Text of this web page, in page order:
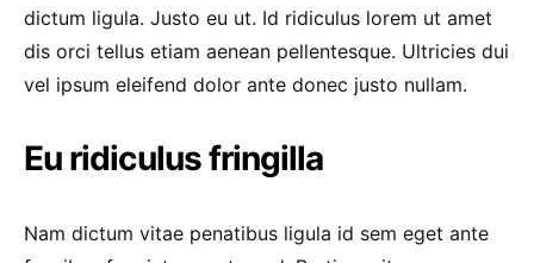
dictum ligula. Justo eu ut. Id ridiculus lorem ut amet
dis orci tellus etiam aenean pellentesque. Ultricies dui
vel ipsum eleifend dolor ante donec justo nullam.
Eu ridiculus fringilla
Nam dictum vitae penatibus ligula id sem eget ante